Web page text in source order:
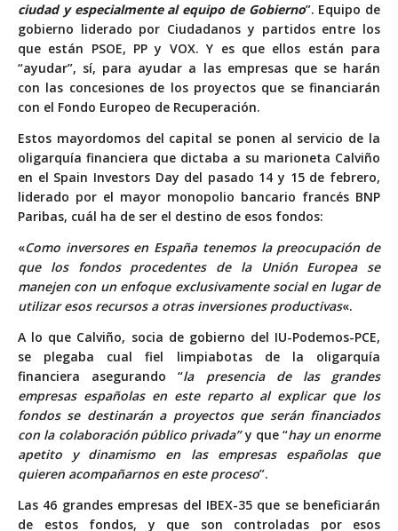
ciudad y especialmente al equipo de Gobierno”. Equipo de
gobierno liderado por Ciudadanos y partidos entre los
que están PSOE, PP y VOX. Y es que ellos están para
“ayudar”, sí, para ayudar a las empresas que se harán
con las concesiones de los proyectos que se financiarán
con el Fondo Europeo de Recuperación.
Estos mayordomos del capital se ponen al servicio de la
oligarquía financiera que dictaba a su marioneta Calviño
en el Spain Investors Day del pasado 14 y 15 de febrero,
liderado por el mayor monopolio bancario francés BNP
Paribas, cuál ha de ser el destino de esos fondos:
«Como inversores en España tenemos la preocupación de
que los fondos procedentes de la Unión Europea se
manejen con un enfoque exclusivamente social en lugar de
utilizar esos recursos a otras inversiones productivas«.
A lo que Calviño, socia de gobierno del IU-Podemos-PCE,
se plegaba cual fiel limpiabotas de la oligarquía
financiera asegurando “la presencia de las grandes
empresas españolas en este reparto al explicar que los
fondos se destinarán a proyectos que serán financiados
con la colaboración público privada”y que “hay un enorme
apetito y dinamismo en las empresas españolas que
quieren acompañarnos en este proceso”.
Las 46 grandes empresas del IBEX-35 que se beneficiarán
de estos fondos, y que son controladas por esos